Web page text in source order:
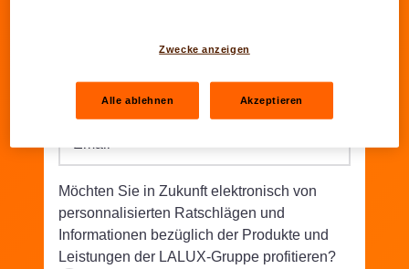
Telefon*
Email
Möchten Sie in Zukunft elektronisch von
personnalisierten Ratschlägen und
Informationen bezüglich der Produkte und
Leistungen der LALUX-Gruppe profitieren?
Zwecke anzeigen
Alle ablehnen Akzeptieren